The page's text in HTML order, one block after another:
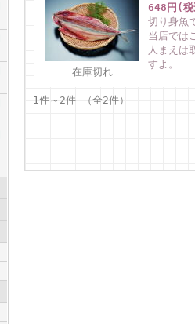
在庫切れ
648円(
切り身魚
当店では
人まえは
すよ。
1件～2件 （全2件）